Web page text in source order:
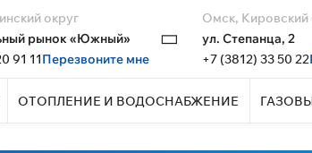
округ
рынок «Южный»
91 11Перезвоните мне
Омск, Кировский
ул. Степанца, 2
+7 (3812) 33 50 22
ОТОПЛЕНИЕ И ВОДОСНАБЖЕНИЕ